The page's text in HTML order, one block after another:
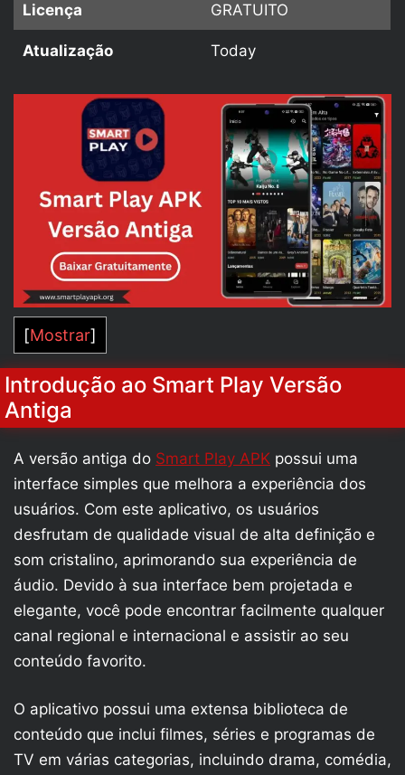
Licença GRATUITO
Atualização Today
[Mostrar]
Introdução ao Smart Play Versão
Antiga
A versão antiga do Smart Play APK possui uma
interface simples que melhora a experiência dos
usuários. Com este aplicativo, os usuários
desfrutam de qualidade visual de alta definição e
som cristalino, aprimorando sua experiência de
áudio. Devido à sua interface bem projetada e
elegante, você pode encontrar facilmente qualquer
canal regional e internacional e assistir ao seu
conteúdo favorito.
O aplicativo possui uma extensa biblioteca de
conteúdo que inclui filmes, séries e programas de
TV em várias categorias, incluindo drama, comédia,